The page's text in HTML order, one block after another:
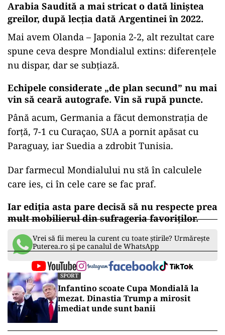
o știam, favorită de semifinale.
Uruguay – Arabia Saudită 1-1 intră în aceeași
categorie: favorit cu blazon, adversar cu
obraz.
Bielsa, marele nebun frumos al antrenoratului
mondial, poate vorbi despre posesie, pressing și
construcție, dar tabela rămâne un martor cinic.
Arabia Saudită a mai stricat o dată liniștea
greilor, după lecția dată Argentinei în 2022.
Mai avem Olanda – Japonia 2-2, alt rezultat care
nu dispar, dar se subțiază.
Echipele considerate „de plan secund” nu mai
vin să ceară autografe. Vin să rupă puncte.
Până acum, Germania a făcut demonstrația de
forță, 7-1 cu Curaçao, SUA a pornit apăsat cu
Paraguay, iar Suedia a zdrobit Tunisia.
Dar farmecul Mondialului nu stă în calculele
care ies, ci în cele care se fac praf.